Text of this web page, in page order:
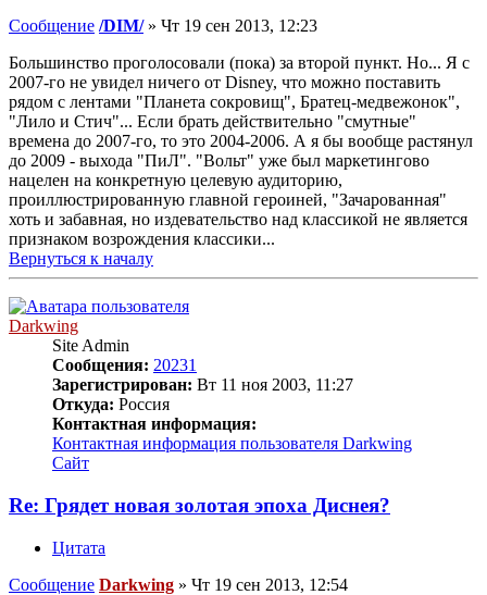
Сообщение /DIM/» Чт 19 сен 2013, 12:23
Большинство проголосовали (пока) за второй пункт. Но... Я с
2007-го не увидел ничего от Disney, что можно поставить
рядом с лентами "Планета сокровищ", Братец-медвежонок",
"Лило и Стич"... Если брать действительно "смутные"
времена до 2007-го, то это 2004-2006. А я бы вообще растянул
до 2009 - выхода "ПиЛ". "Вольт" уже был маркетингово
нацелен на конкретную целевую аудиторию,
проиллюстрированную главной героиней, "Зачарованная"
хоть и забавная, но издевательство над классикой не является
признаком возрождения классики...
Вернуться к началу
Darkwing
Site Admin
Сообщения: 20231
Зарегистрирован: Вт 11 ноя 2003, 11:27
Откуда: Россия
Контактная информация:
Контактная информация пользователя Darkwing
Сайт
Re: Грядет новая золотая эпоха Диснея?
Цитата
Сообщение Darkwing » Чт 19 сен 2013, 12:54